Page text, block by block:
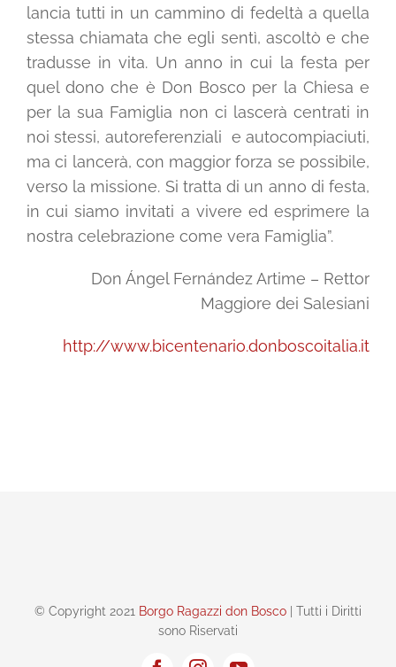
lancia tutti in un cammino di fedeltà a quella
stessa chiamata che egli sentì, ascoltò e che
tradusse in vita. Un anno in cui la festa per
quel dono che è Don Bosco per la Chiesa e
per la sua Famiglia non ci lascerà centrati in
noi stessi, autoreferenziali e autocompiaciuti,
ma ci lancerà, con maggior forza se possibile,
verso la missione. Si tratta di un anno di festa,
in cui siamo invitati a vivere ed esprimere la
nostra celebrazione come vera Famiglia”.
Don Ángel Fernández Artime – Rettor
Maggiore dei Salesiani
http://www.bicentenario.donboscoitalia.it
© Copyright 2021 Borgo Ragazzi don Bosco | Tutti i Diritti
sono Riservati